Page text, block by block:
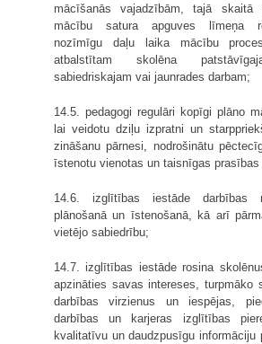
mācīšanās vajadzībām, tajā skaitā
mācību satura apguves līmeņa
nozīmīgu daļu laika mācību
atbalstītam skolēna
sabiedriskajam vai jaunrades darbam;
14.5. pedagogi regulāri kopīgi plāno
lai veidotu dziļu izpratni un
zināšanu pārnesi, nodrošinātu
īstenotu vienotas un taisnīgas
14.6. izglītības iestāde darbības
plānošanā un īstenošanā, kā arī
vietējo sabiedrību;
14.7. izglītības iestāde rosina
apzināties savas intereses, turpmāko
darbības virzienus un iespējas,
darbības un karjeras izglītības
kvalitatīvu un daudzpusīgu informāciju